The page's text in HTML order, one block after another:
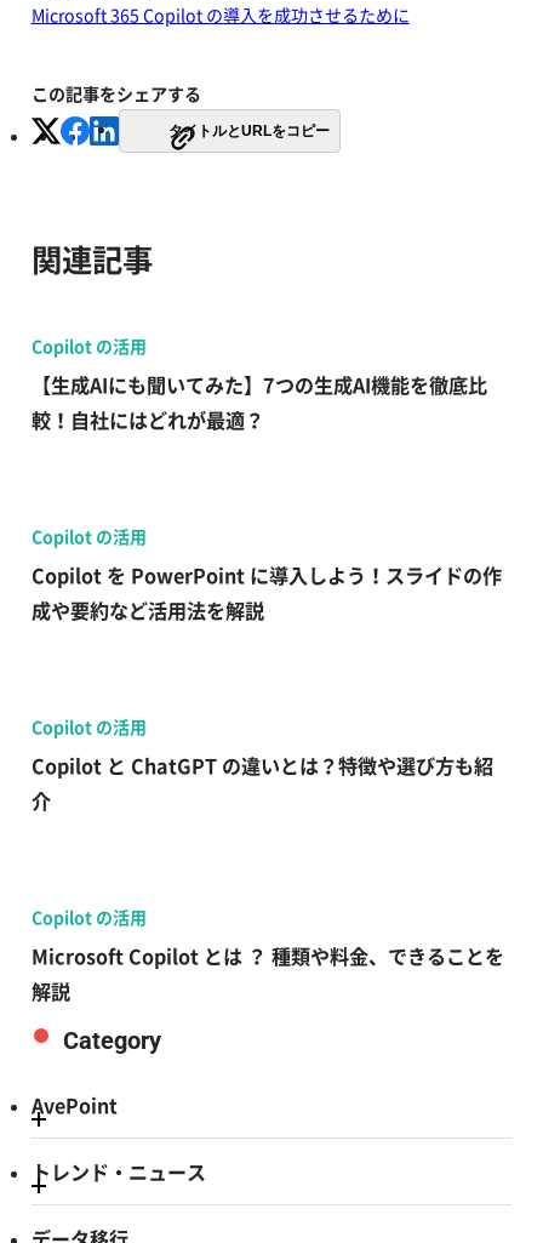
Microsoft 365 Copilot の導入を成功させるために
この記事をシェアする
タイトルとURLをコピー
関連記事
Copilot の活用
【生成AIにも聞いてみた】7つの生成AI機能を徹底比
較！自社にはどれが最適？
Copilot の活用
Copilot を PowerPoint に導入しよう！スライドの作
成や要約など活用法を解説
Copilot の活用
Copilot と ChatGPT の違いとは？特徴や選び方も紹
介
Copilot の活用
Microsoft Copilot とは ？ 種類や料金、できることを
解説
Category
AvePoint
トレンド・ニュース